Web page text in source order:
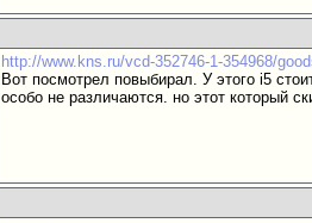
http://www.kns.ru/vcd-352746-1-354968/
Вот посмотрел повыбирал. У этого i5
особо не различаются. но этот который